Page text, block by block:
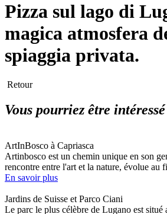
Pizza sul lago di
magica atmosfera
spiaggia privata.
Retour
Vous pourriez être
ArtInBosco à Capriasca
Artinbosco est un chemin unique en son
rencontre entre l'art et la nature, évolue au
En savoir plus
Jardins de Suisse et Parco Ciani
Le parc le plus célèbre de Lugano est situé